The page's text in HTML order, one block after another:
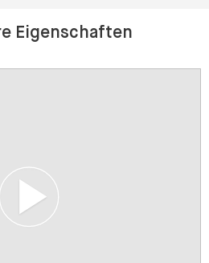
Eigenschaften